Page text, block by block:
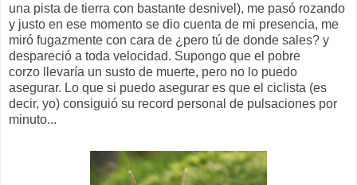
una pista de tierra con bastante desnivel), me pasó rozando
y justo en ese momento se dio cuenta de mi presencia, me
miró fugazmente con cara de ¿pero tú de donde sales? y
despareció a toda velocidad. Supongo que el pobre
corzo llevaría un susto de muerte, pero no lo puedo
asegurar. Lo que si puedo asegurar es que el ciclista (es
decir, yo) consiguió su record personal de pulsaciones por
minuto...